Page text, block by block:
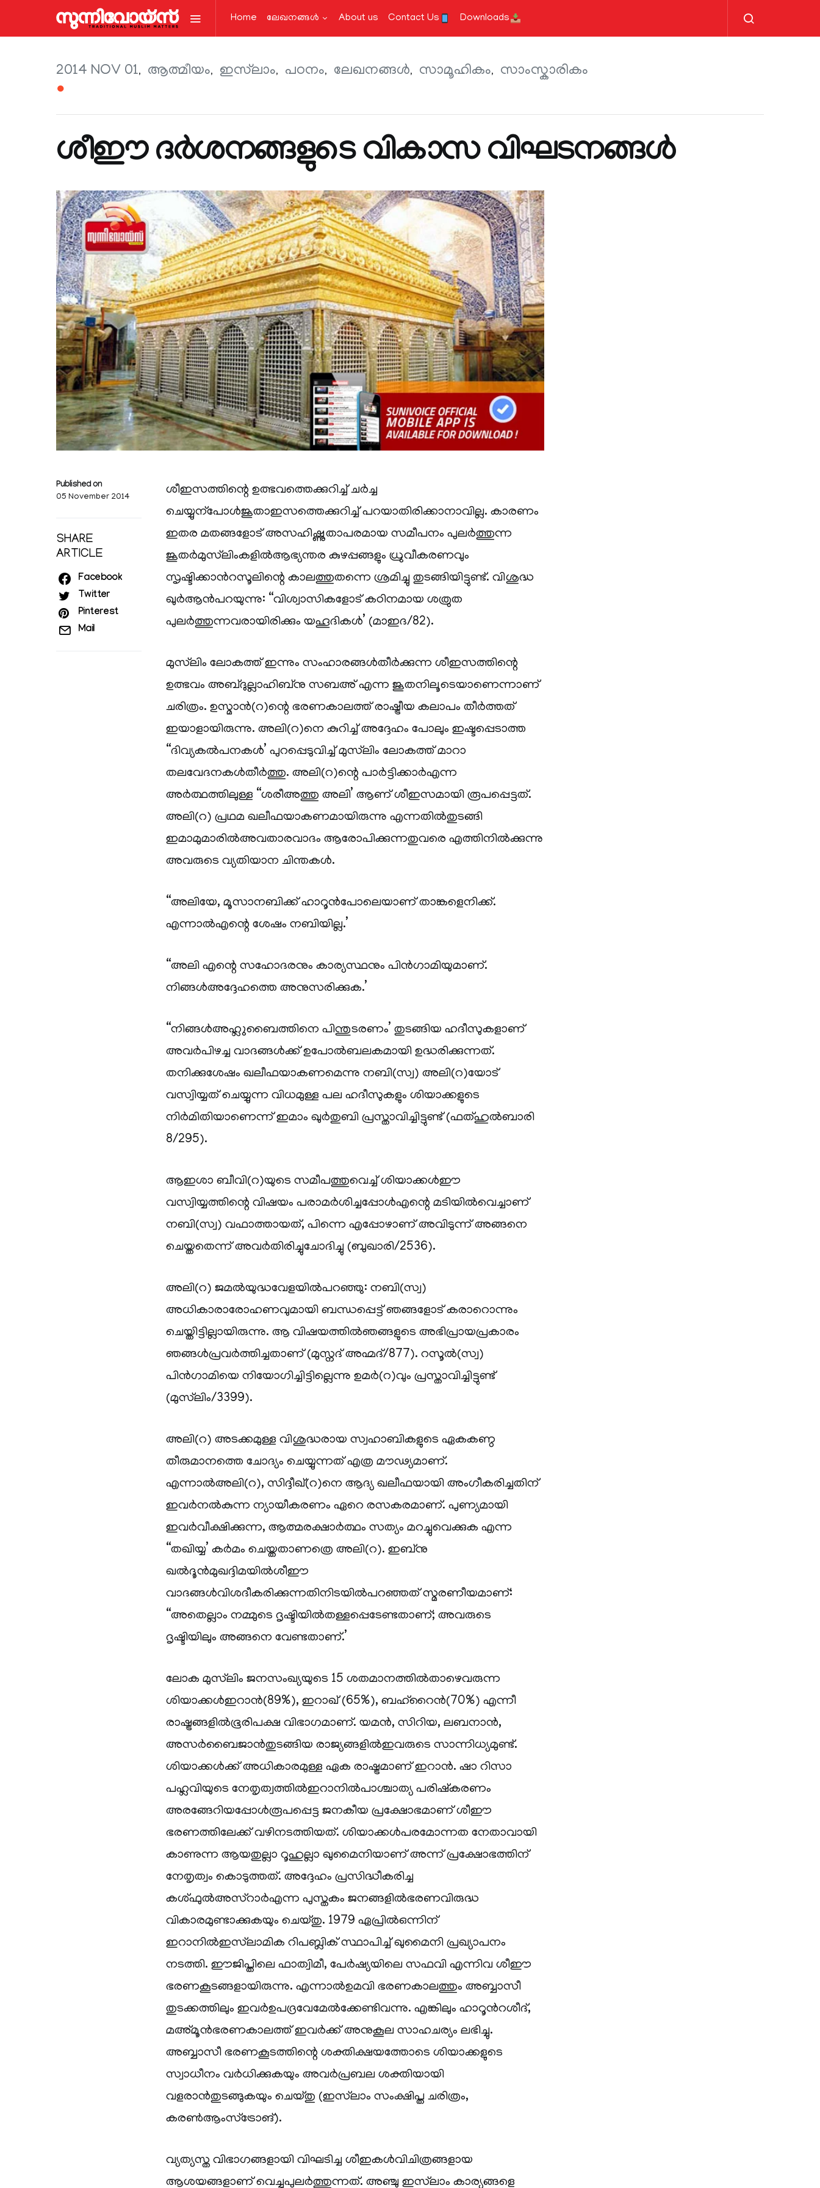
Home ലേഖനങ്ങള്‍ About us Contact Us Downloads
2014 NOV 01 ആത്മീയം ഇസ്‌ലാം പഠനം ലേഖനങ്ങള്‍ സാമൂഹികം സാംസ്കാരികം
●
ശീഈ ദര്‍ശനങ്ങളുടെ വികാസ വിഘടനങ്ങള്‍
Published on
05 November 2014
SHARE
ARTICLE
Facebook
Twitter
Pinterest
Mail
ശീഇസത്തിന്റെ ഉത്ഭവത്തെക്കുറിച്ച് ചര്‍ച്ച
ചെയ്യുന്പോള്‍ജൂതാഇസത്തെക്കുറിച്ച് പറയാതിരിക്കാനാവില്ല. കാരണം
ഇതര മതങ്ങളോട് അസഹിഷ്ണുതാപരമായ സമീപനം പുലര്‍ത്തുന്ന
ജൂതര്‍മുസ്‌ലിംകളില്‍ആഭ്യന്തര കുഴപ്പങ്ങളും ധ്രുവീകരണവും
സൃഷ്ടിക്കാന്‍റസൂലിന്റെ കാലത്തുതന്നെ ശ്രമിച്ചു തുടങ്ങിയിട്ടുണ്ട്. വിശുദ്ധ
ഖുര്‍ആന്‍പറയുന്നു: “വിശ്വാസികളോട് കഠിനമായ ശത്രുത
പുലര്‍ത്തുന്നവരായിരിക്കും യഹൂദികള്‍’ (മാഇദ/82).
മുസ്‌ലിം ലോകത്ത് ഇന്നും സംഹാരങ്ങള്‍തീര്‍ക്കുന്ന ശീഇസത്തിന്റെ
ഉത്ഭവം അബ്ദുല്ലാഹിബ്നു സബഅ് എന്ന ജൂതനിലൂടെയാണെന്നാണ്
ചരിത്രം. ഉസ്മാന്‍(റ)ന്റെ ഭരണകാലത്ത് രാഷ്ട്രീയ കലാപം തീര്‍ത്തത്
ഇയാളായിരുന്നു. അലി(റ)നെ കുറിച്ച് അദ്ദേഹം പോലും ഇഷ്ടപ്പെടാത്ത
“ദിവ്യകല്‍പനകള്‍’ പുറപ്പെടുവിച്ച് മുസ്‌ലിം ലോകത്ത് മാറാ
തലവേദനകള്‍തീര്‍ത്തു. അലി(റ)ന്റെ പാര്‍ട്ടിക്കാര്‍എന്ന
അര്‍ത്ഥത്തിലുള്ള “ശരീഅത്തു അലി’ ആണ് ശീഇസമായി രൂപപ്പെട്ടത്.
അലി(റ) പ്രഥമ ഖലീഫയാകണമായിരുന്നു എന്നതില്‍തുടങ്ങി
ഇമാമുമാരില്‍അവതാരവാദം ആരോപിക്കുന്നതുവരെ എത്തിനില്‍ക്കുന്നു
അവരുടെ വ്യതിയാന ചിന്തകള്‍.
“അലിയേ, മൂസാനബിക്ക് ഹാറൂന്‍പോലെയാണ് താങ്കളെനിക്ക്.
എന്നാല്‍എന്റെ ശേഷം നബിയില്ല.’
“അലി എന്റെ സഹോദരനും കാര്യസ്ഥനും പിന്‍ഗാമിയുമാണ്.
നിങ്ങള്‍അദ്ദേഹത്തെ അനുസരിക്കുക.’
“നിങ്ങള്‍അഹ്ലുബൈത്തിനെ പിന്തുടരണം’ തുടങ്ങിയ ഹദീസുകളാണ്
അവര്‍പിഴച്ച വാദങ്ങള്‍ക്ക് ഉപോല്‍ബലകമായി ഉദ്ധരിക്കുന്നത്.
തനിക്കുശേഷം ഖലീഫയാകണമെന്നു നബി(സ്വ) അലി(റ)യോട്
വസ്വിയ്യത് ചെയ്യുന്ന വിധമുള്ള പല ഹദീസുകളും ശിയാക്കളുടെ
നിര്‍മിതിയാണെന്ന് ഇമാം ഖുര്‍തുബി പ്രസ്താവിച്ചിട്ടുണ്ട് (ഫത്ഹുല്‍ബാരി
8/295).
ആഇശാ ബീവി(റ)യുടെ സമീപത്തുവെച്ച് ശിയാക്കള്‍ഈ
വസ്വിയ്യത്തിന്റെ വിഷയം പരാമര്‍ശിച്ചപ്പോള്‍എന്റെ മടിയില്‍വെച്ചാണ്
നബി(സ്വ) വഫാത്തായത്, പിന്നെ എപ്പോഴാണ് അവിടുന്ന് അങ്ങനെ
ചെയ്തതെന്ന് അവര്‍തിരിച്ചുചോദിച്ചു (ബുഖാരി/2536).
അലി(റ) ജമല്‍യുദ്ധവേളയില്‍പറഞ്ഞു: നബി(സ്വ)
അധികാരാരോഹണവുമായി ബന്ധപ്പെട്ട് ഞങ്ങളോട് കരാറൊന്നും
ചെയ്തിട്ടില്ലായിരുന്നു. ആ വിഷയത്തില്‍ഞങ്ങളുടെ അഭിപ്രായപ്രകാരം
ഞങ്ങള്‍പ്രവര്‍ത്തിച്ചതാണ് (മുസ്നദ് അഹ്മദ്/877). റസൂല്‍(സ്വ)
പിന്‍ഗാമിയെ നിയോഗിച്ചിട്ടില്ലെന്നു ഉമര്‍(റ)വും പ്രസ്താവിച്ചിട്ടുണ്ട്
(മുസ്‌ലിം/3399).
അലി(റ) അടക്കമുള്ള വിശുദ്ധരായ സ്വഹാബികളുടെ ഏകകണ്ഠ
തീരുമാനത്തെ ചോദ്യം ചെയ്യുന്നത് എത്ര മൗഢ്യമാണ്.
എന്നാല്‍അലി(റ), സിദ്ദീഖ്(റ)നെ ആദ്യ ഖലീഫയായി അംഗീകരിച്ചതിന്
ഇവര്‍നല്‍കുന്ന ന്യായീകരണം ഏറെ രസകരമാണ്. പുണ്യമായി
ഇവര്‍വീക്ഷിക്കുന്ന, ആത്മരക്ഷാര്‍ത്ഥം സത്യം മറച്ചുവെക്കുക എന്ന
“തഖിയ്യ’ കര്‍മം ചെയ്തതാണത്രെ അലി(റ). ഇബ്നു
ഖല്‍ദൂന്‍മുഖദ്ദിമയില്‍ശീഈ
വാദങ്ങള്‍വിശദീകരിക്കുന്നതിനിടയില്‍പറഞ്ഞത് സ്മരണീയമാണ്:
“അതെല്ലാം നമ്മുടെ ദൃഷ്ടിയില്‍തള്ളപ്പെടേണ്ടതാണ്; അവരുടെ
ദൃഷ്ടിയിലും അങ്ങനെ വേണ്ടതാണ്.’
ലോക മുസ്‌ലിം ജനസംഖ്യയുടെ 15 ശതമാനത്തില്‍താഴെവരുന്ന
ശിയാക്കള്‍ഇറാന്‍(89%), ഇറാഖ് (65%), ബഹ്റൈന്‍(70%) എന്നീ
രാഷ്ട്രങ്ങളില്‍ഭൂരിപക്ഷ വിഭാഗമാണ്. യമന്‍, സിറിയ, ലബനാന്‍,
അസര്‍ബൈജാന്‍തുടങ്ങിയ രാജ്യങ്ങളില്‍ഇവരുടെ സാന്നിധ്യമുണ്ട്.
ശിയാക്കള്‍ക്ക് അധികാരമുള്ള ഏക രാഷ്ട്രമാണ് ഇറാന്‍. ഷാ റിസാ
പഹ്ലവിയുടെ നേതൃത്വത്തില്‍ഇറാനില്‍പാശ്ചാത്യ പരിഷ്കരണം
അരങ്ങേറിയപ്പോള്‍രൂപപ്പെട്ട ജനകീയ പ്രക്ഷോഭമാണ് ശീഈ
ഭരണത്തിലേക്ക് വഴിനടത്തിയത്. ശിയാക്കള്‍പരമോന്നത നേതാവായി
കാണുന്ന ആയതുല്ലാ റൂഹുല്ലാ ഖുമൈനിയാണ് അന്ന് പ്രക്ഷോഭത്തിന്
നേതൃത്വം കൊടുത്തത്. അദ്ദേഹം പ്രസിദ്ധീകരിച്ച
കശ്ഫുല്‍അസ്റാര്‍എന്ന പുസ്തകം ജനങ്ങളില്‍ഭരണവിരുദ്ധ
വികാരമുണ്ടാക്കുകയും ചെയ്തു. 1979 ഏപ്രില്‍ഒന്നിന്
ഇറാനില്‍ഇസ്‌ലാമിക റിപബ്ലിക് സ്ഥാപിച്ച് ഖുമൈനി പ്രഖ്യാപനം
നടത്തി. ഈജിപ്തിലെ ഫാത്വിമീ, പേര്‍ഷ്യയിലെ സഫവി എന്നിവ ശീഈ
ഭരണകൂടങ്ങളായിരുന്നു. എന്നാല്‍ഉമവി ഭരണകാലത്തും അബ്ബാസീ
തുടക്കത്തിലും ഇവര്‍ഉപദ്രവേമേല്‍ക്കേണ്ടിവന്നു. എങ്കിലും ഹാറൂന്‍റശീദ്,
മഅ്മൂന്‍ഭരണകാലത്ത് ഇവര്‍ക്ക് അനുകൂല സാഹചര്യം ലഭിച്ചു.
അബ്ബാസീ ഭരണകൂടത്തിന്റെ ശക്തിക്ഷയത്തോടെ ശിയാക്കളുടെ
സ്വാധീനം വര്‍ധിക്കുകയും അവര്‍പ്രബല ശക്തിയായി
വളരാന്‍തുടങ്ങുകയും ചെയ്തു (ഇസ്‌ലാം സംക്ഷിപ്ത ചരിത്രം,
കരണ്‍ആംസ്ട്രോങ്).
വ്യത്യസ്ത വിഭാഗങ്ങളായി വിഘടിച്ച ശീഇകള്‍വിചിത്രങ്ങളായ
ആശയങ്ങളാണ് വെച്ചുപുലര്‍ത്തുന്നത്. അഞ്ചു ഇസ്‌ലാം കാര്യങ്ങളെ